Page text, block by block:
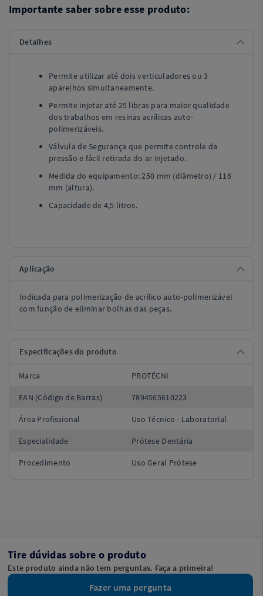
Importante saber sobre esse produto:
Detalhes
Permite utilizar até dois verticuladores ou 3
aparelhos simultaneamente.
Permite injetar até 25 libras para maior qualidade
dos trabalhos em resinas acrílicas auto-
polimerizáveis.
Válvula de Segurança que permite controle da
pressão e fácil retirada do ar injetado.
Medida do equipamento: 250 mm (diâmetro) / 116
mm (altura).
Capacidade de 4,5 litros.
Aplicação
Indicada para polimerização de acrílico auto-polimerizável
com função de eliminar bolhas das peças.
Especificações do produto
Marca PROTÉCNI
EAN (Código de Barras) 7894565610223
Área Profissional Uso Técnico - Laboratorial
Especialidade Prótese Dentária
Procedimento Uso Geral Prótese
Tire dúvidas sobre o produto
Este produto ainda não tem perguntas. Faça a primeira!
Fazer uma pergunta